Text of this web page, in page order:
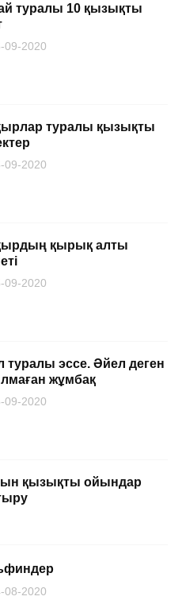
туралы 10 қызықты
09-2020
туралы қызықты
09-2020
қырық алты
09-2020
туралы эссе. Әйел деген
жұмбақ
09-2020
қызықты ойындар
08-2020